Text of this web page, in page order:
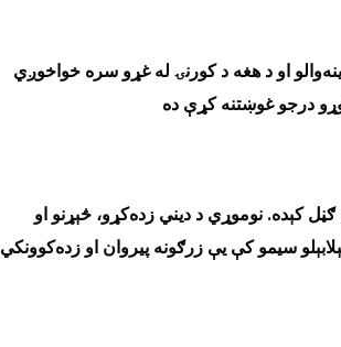
او د هغه د کورنۍ له غړو سره خواخوږي
درجو غوښتنه کړې ده
کېده. نوموړي د دیني زده‌کړو، څېړنو او
سیمو کې یې زرګونه پیروان او زده‌کوونکي